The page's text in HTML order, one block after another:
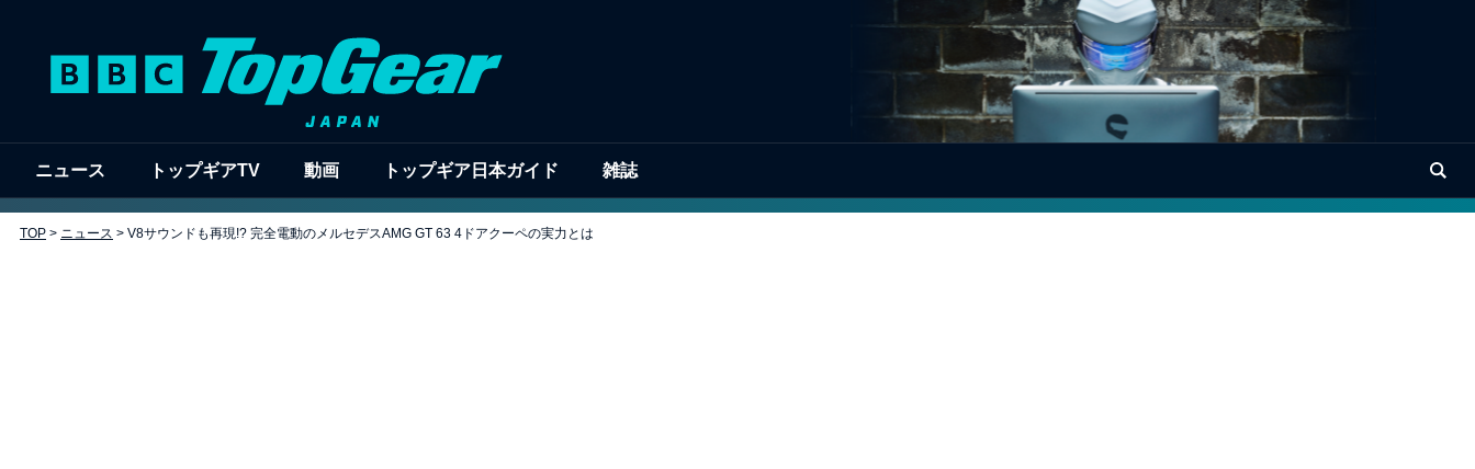
ニュース トップギアTV 動画 トップギア日本ガイド 雑誌
TOP > ニュース > V8サウンドも再現!? 完全電動のメルセデスAMG GT 63 4ドアクーペの実力とは